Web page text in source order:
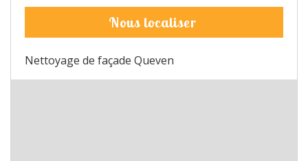
Nous localiser
Nettoyage de façade Queven